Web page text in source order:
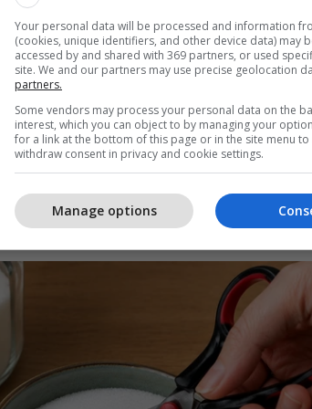
sikur po e prisni atë.
kristalet e vogla vijnë në kontakt me
lehtë abraziv. Ky veprim mund të
të imëta nga skajet e tehut dhe të
funksionimin e gërshërëve.
kohë dhe përdoret shpesh kur
më lehtë nëpër letër ose
Telegrafi.
Your personal data will be processed and information
(cookies, unique identifiers, and other device data) may
accessed by and shared with 369 partners, or used
site. We and our partners may use precise geolocation
partners.
Some vendors may process your personal data on the
interest, which you can object to by managing your
for a link at the bottom of this page or in the site menu
withdraw consent in privacy and cookie settings.
Manage options